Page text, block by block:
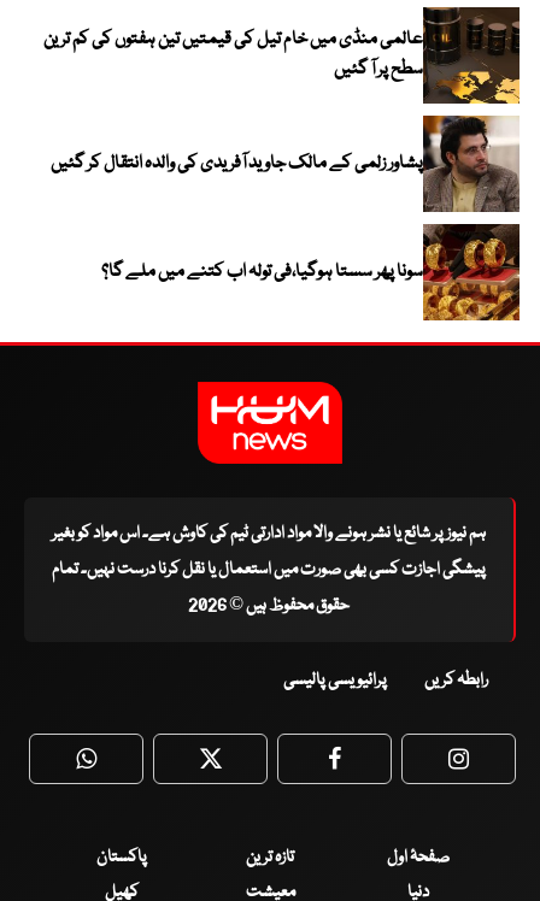
عالمی منڈی میں خام تیل کی قیمتیں تین ہفتوں کی کم ترین
سطح پر آ گئیں
پشاور زلمی کے مالک جاوید آفریدی کی والدہ انتقال کر گئیں
سونا پھر سستا ہوگیا،فی تولہ اب کتنے میں ملے گا؟
ہم نیوز پر شائع یا نشر ہونے والا مواد ادارتی ٹیم کی کاوش ہے۔ اس مواد کو بغیر
پیشگی اجازت کسی بھی صورت میں استعمال یا نقل کرنا درست نہیں۔ تمام
حقوق محفوظ ہیں © 2026
رابطہ کریں پرائیویسی پالیسی
WhatsApp Twitter Facebook
صفحۂ اول تازہ ترین
پاکستان
دنیا
معیشت کھیل